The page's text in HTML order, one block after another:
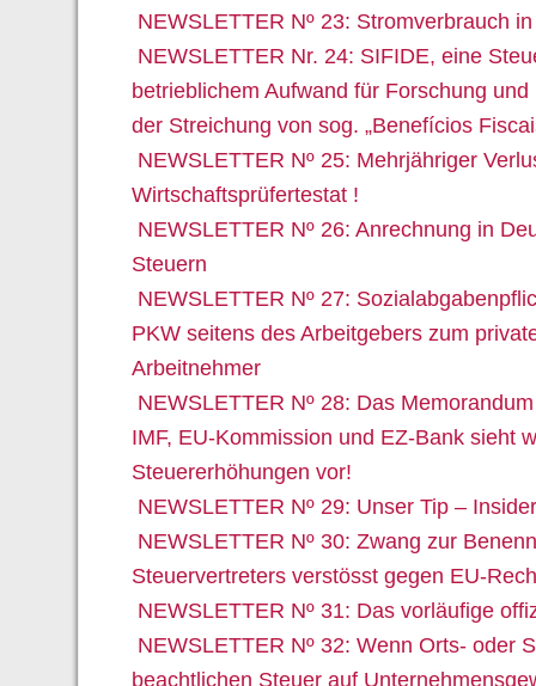
NEWSLETTER Nº 23: Stromverbrauch
NEWSLETTER Nr. 24: SIFIDE, eine
betrieblichem Aufwand für Forschung
der Streichung von sog. „Benefícios
NEWSLETTER Nº 25: Mehrjähriger
Wirtschaftsprüfertestat !
NEWSLETTER Nº 26: Anrechnung in
Steuern
NEWSLETTER Nº 27:
PKW seitens des Arbeitgebers zum
Arbeitnehmer
NEWSLETTER Nº 28: Das
IMF, EU-Kommission und EZ-Bank sieht
Steuererhöhungen vor!
NEWSLETTER Nº 29: Unser Tip –
NEWSLETTER Nº 30: Zwang zur
Steuervertreters verstösst gegen EU-
NEWSLETTER Nº 31: Das vorläufige
NEWSLETTER Nº 32: Wenn Orts- oder
beachtlichen Steuer auf